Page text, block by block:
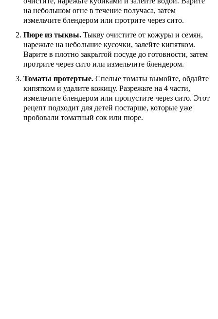
на небольшом огне в течение получаса, затем
измельчите блендером или протрите через сито.
Пюре из тыквы. Тыкву очистите от кожуры и семян,
нарежьте на небольшие кусочки, залейте кипятком.
Варите в плотно закрытой посуде до готовности, затем
протрите через сито или измельчите блендером.
Томаты протертые. Спелые томаты вымойте, обдайте
кипятком и удалите кожицу. Разрежьте на 4 части,
измельчите блендером или пропустите через сито. Этот
рецепт подходит для детей постарше, которые уже
пробовали томатный сок или пюре.